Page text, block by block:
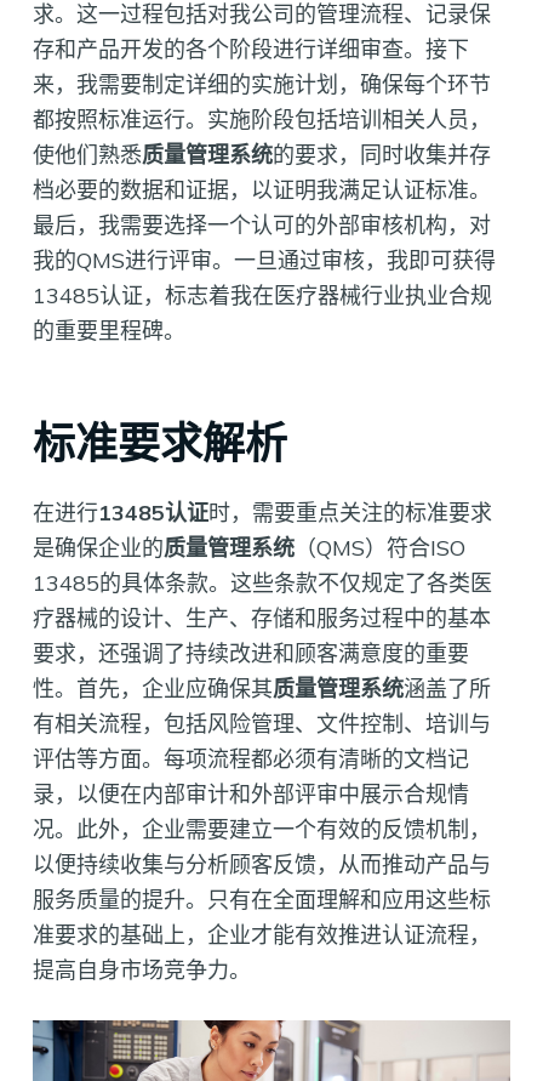
求。这一过程包括对我公司的管理流程、记录保
存和产品开发的各个阶段进行详细审查。接下
来，我需要制定详细的实施计划，确保每个环节
都按照标准运行。实施阶段包括培训相关人员，
使他们熟悉质量管理系统的要求，同时收集并存
档必要的数据和证据，以证明我满足认证标准。
最后，我需要选择一个认可的外部审核机构，对
我的QMS进行评审。一旦通过审核，我即可获得
13485认证，标志着我在医疗器械行业执业合规
的重要里程碑。
标准要求解析
在进行13485认证时，需要重点关注的标准要求
是确保企业的质量管理系统（QMS）符合ISO
13485的具体条款。这些条款不仅规定了各类医
疗器械的设计、生产、存储和服务过程中的基本
要求，还强调了持续改进和顾客满意度的重要
性。首先，企业应确保其质量管理系统涵盖了所
有相关流程，包括风险管理、文件控制、培训与
评估等方面。每项流程都必须有清晰的文档记
录，以便在内部审计和外部评审中展示合规情
况。此外，企业需要建立一个有效的反馈机制，
以便持续收集与分析顾客反馈，从而推动产品与
服务质量的提升。只有在全面理解和应用这些标
准要求的基础上，企业才能有效推进认证流程，
提高自身市场竞争力。